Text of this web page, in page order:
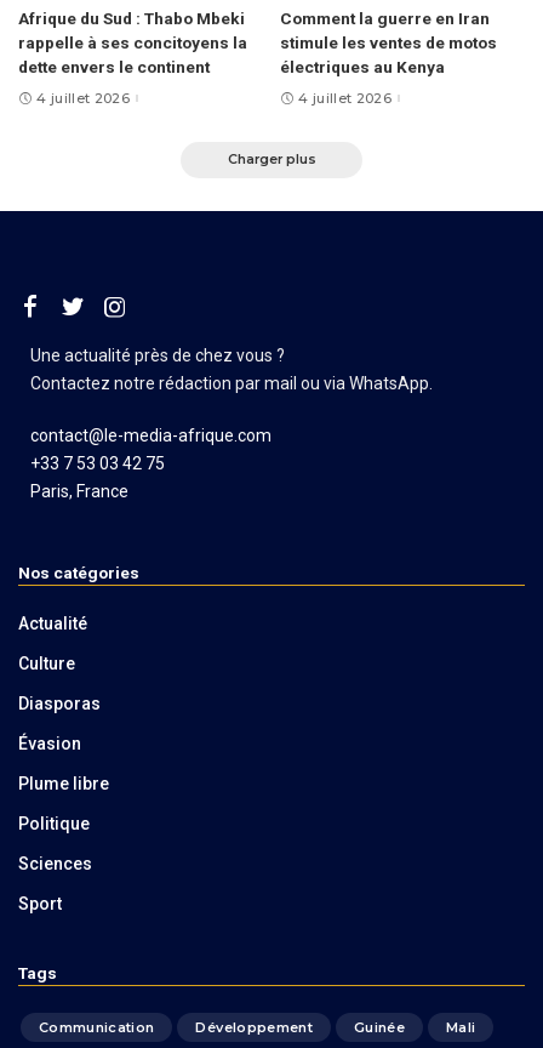
Afrique du Sud : Thabo Mbeki
rappelle à ses concitoyens la
dette envers le continent
4 juillet 2026
Comment la guerre en Iran
stimule les ventes de motos
électriques au Kenya
4 juillet 2026
Charger plus
Une actualité près de chez vous ?
Contactez notre rédaction par mail ou via WhatsApp.
contact@le-media-afrique.com
+33 7 53 03 42 75
Paris, France
Nos catégories
Actualité
Culture
Diasporas
Évasion
Plume libre
Politique
Sciences
Sport
Tags
Communication Développement Guinée Mali